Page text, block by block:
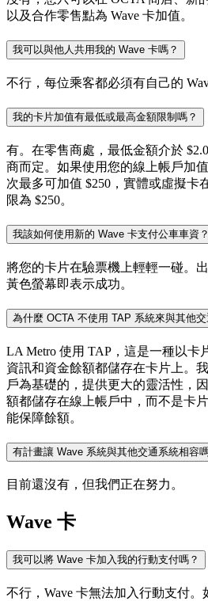
以及合作零售點為 Wave 卡加值。
我可以與他人共用我的 Wave 卡嗎？
不行，每位乘客都必須有自己的
我的卡片加值有最低或最高金額限制嗎？
有。在零售商處，最低金額介於
商而定。如果使用您的線上帳戶加
次最多可加值 $250，實體或虛擬卡
限為 $250。
我該如何使用新的 Wave 卡支付公車車資？
將您的卡片在驗票機上輕輕一碰。
黃色螢幕即表示成功。
為什麼 OCTA 不使用 TAP 系統來與其他交
LA Metro 使用 TAP，這是一種以
資訊和資金餘額都儲存在卡片上。
戶為基礎的，提供更大的靈活性，
額都儲存在線上帳戶中，而不是卡
能保障餘額。
有計畫讓 Wave 系統與其他交通系統相容
目前還沒有，但我們正在努力。
Wave 卡
我可以將 Wave 卡加入我的行動支付嗎？
不行，Wave 卡無法加入行動支付。